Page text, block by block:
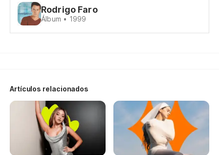
Rodrigo Faro
Álbum • 1999
Artículos relacionados